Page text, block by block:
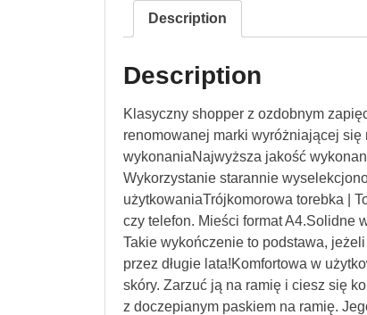
Description
Description
Klasyczny shopper z ozdobnym
renomowanej marki wyróżniającej
wykonaniaNajwyższa jakość
Wykorzystanie starannie
użytkowaniaTrójkomorowa torebka |
czy telefon. Mieści format A4.Solidne
Takie wykończenie to podstawa,
przez długie lata!Komfortowa w
skóry. Zarzuć ją na ramię i ciesz się
z doczepianym paskiem na ramię.